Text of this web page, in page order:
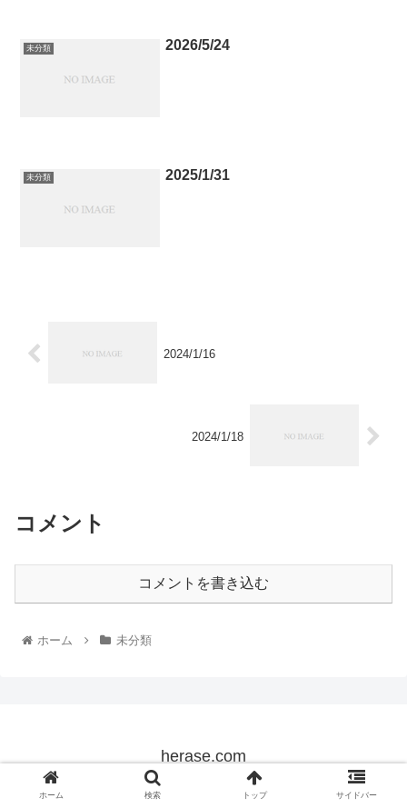
未分類 2026/5/24
未分類 2025/1/31
2024/1/16
2024/1/18
コメント
コメントを書き込む
ホーム 未分類
herase.com
© 2022 herase.com.
ホーム 検索 トップ サイドバー